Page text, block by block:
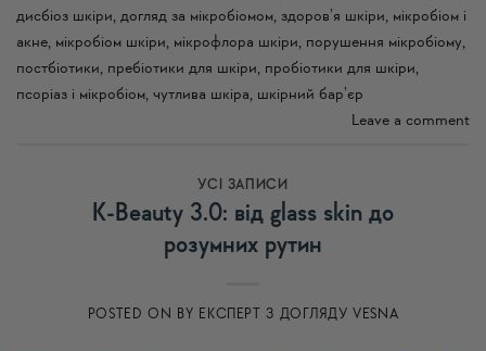
дисбіоз шкіри, догляд за мікробіомом, здоров’я шкіри, мікробіом і
акне, мікробіом шкіри, мікрофлора шкіри, порушення мікробіому,
постбіотики, пребіотики для шкіри, пробіотики для шкіри,
псоріаз і мікробіом, чутлива шкіра, шкірний бар’єр
Leave a comment
УСI ЗАПИСИ
K-Beauty 3.0: від glass skin до
розумних рутин
POSTED ON BY ЕКСПЕРТ З ДОГЛЯДУ VESNA